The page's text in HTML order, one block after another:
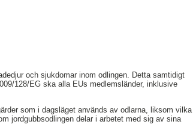
och sjukdomar inom odlingen. Detta samtidigt
128/EG ska alla EUs medlemsländer, inklusive
som i dagsläget används av odlarna, liksom vilka
jordgubbsodlingen delar i arbetet med sig av sina